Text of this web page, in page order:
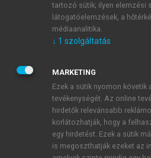
JELSZÓ
JELSZÓ ÚJRA
tartozó sütik; ilyen elemzési
látogatóelemzések, a
médiaanalitika.
↓ 1 szolgáltatás
MARKETING
Ezek a sütik nyomon követik
tevékenységét. Az online
hirdetők relevánsabb
korlátozhatják, hogy a
egy hirdetést. Ezek a sütik
is megoszthatják ezeket az